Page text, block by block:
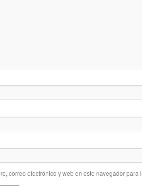
correo electrónico y web en este navegador para